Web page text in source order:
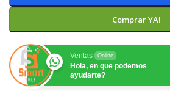
Comprar YA!
Ventas Online
Hola, en que podemos
ayudarte?